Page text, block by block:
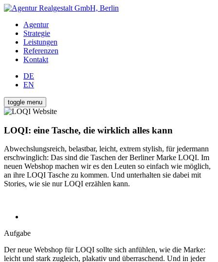
Agentur
Strategie
Leistungen
Referenzen
Kontakt
DE
EN
toggle menu
LOQI: eine Tasche, die wirklich alles kann
Abwechslungsreich, belastbar, leicht, extrem stylish, für jedermann
erschwinglich: Das sind die Taschen der Berliner Marke LOQI. Im
neuen Webshop machen wir es den Leuten so einfach wie möglich,
an ihre LOQI Tasche zu kommen. Und unterhalten sie dabei mit
Stories, wie sie nur LOQI erzählen kann.
Aufgabe
Der neue Webshop für LOQI sollte sich anfühlen, wie die Marke:
leicht und stark zugleich, plakativ und überraschend. Und in jeder